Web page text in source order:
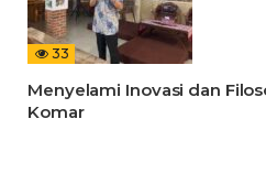
33
Menyelami Inovasi dan
Komar